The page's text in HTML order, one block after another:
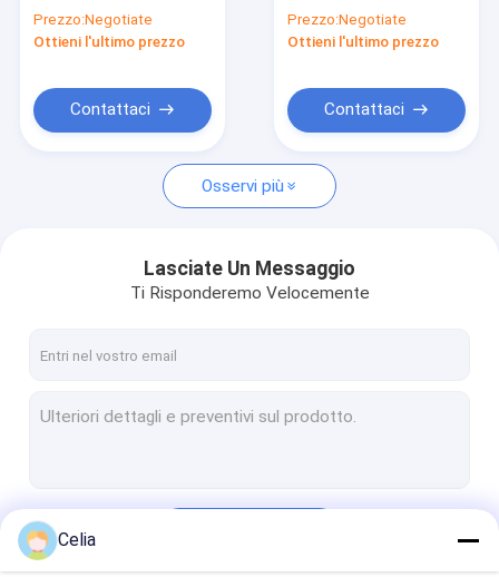
Notizie
Richieda una citazione
Parti di ricambio Komatsu
Pezzi di ricambio di
Hyundai G4GB G4GC
G4GC-G Egine
Prezzo:Negotiate
Ottieni l'ultimo prezzo
Contattaci
Hyundai R210-9
Ricambi Motore
Prezzo:Negotiate
Ottieni l'ultimo prezzo
Contattaci
Osservi più
Lasciate Un Messaggio
Ti Risponderemo Velocemente
Celia